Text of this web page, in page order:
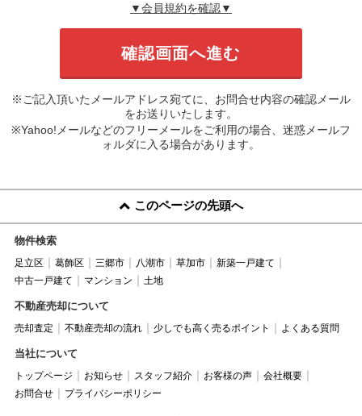
▼会員規約を確認▼
※ご記入頂いたメールアドレス宛てに、お問合せ内容の確認メール
をお送りいたします。
※Yahoo!メールなどのフリーメールをご利用の場合、迷惑メールフ
ォルダに入る場合があります。
このページの先頭へ
物件検索
足立区 葛飾区 三郷市 八潮市 草加市
新築一戸建て
中古一戸建て
マンション 土地
不動産売却について
売却査定 不動産売却の流れ 少しでも高く売るポイント よくある質問
当社について
トップページ お知らせ スタッフ紹介 お客様の声
会社概要
お問合せ
プライバシーポリシー